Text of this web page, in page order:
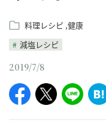
料理レシピ 健康
減塩レシピ
2019/7/8